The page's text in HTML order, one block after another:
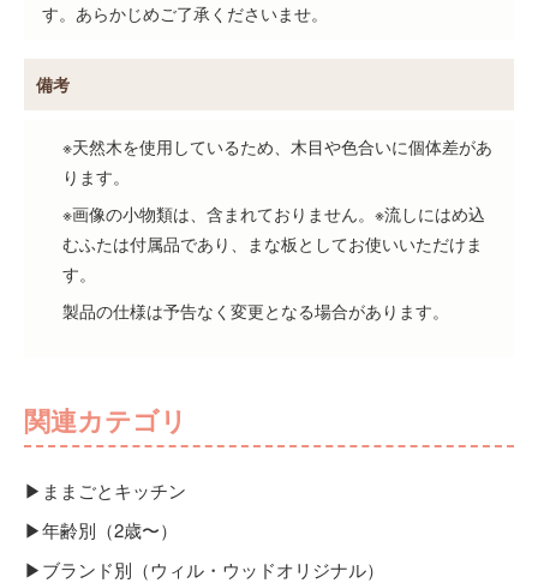
す。あらかじめご了承くださいませ。
備考
※天然木を使用しているため、木目や色合いに個体差があ
ります。
※画像の小物類は、含まれておりません。※流しにはめ込
むふたは付属品であり、まな板としてお使いいただけま
す。
製品の仕様は予告なく変更となる場合があります。
関連カテゴリ
▶ままごとキッチン
▶年齢別（2歳〜）
▶ブランド別（ウィル・ウッドオリジナル）